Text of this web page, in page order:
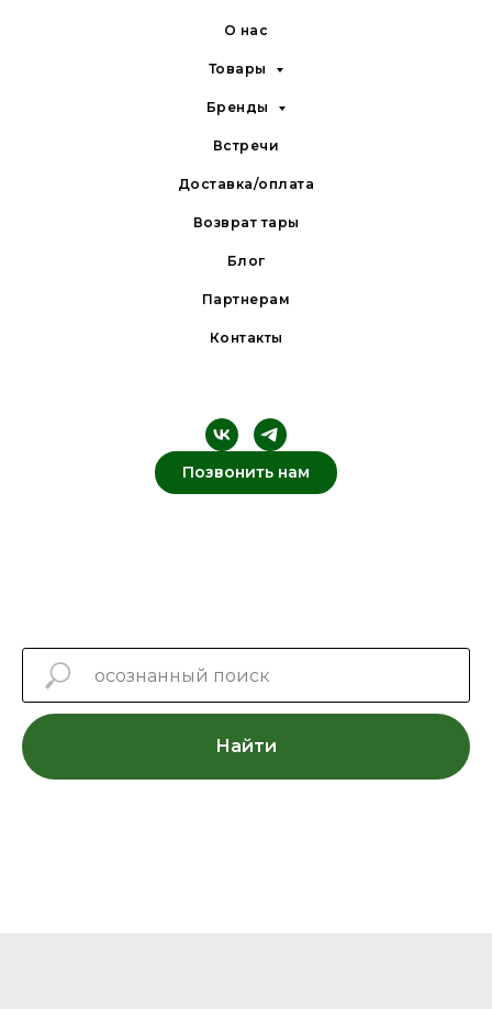
О нас
Товары
Бренды
Встречи
Доставка/оплата
Возврат тары
Блог
Партнерам
Контакты
Позвонить нам
Найти